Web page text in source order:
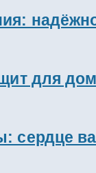
для
сердце